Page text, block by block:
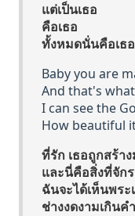
แต่เป็นเธอ
คือเธอ
ทั้งหมดนั่นคือเธอ
Baby you are
And that's
I can see the
How beautiful
ที่รัก เธอถูกสร้า
และนี่คือสิ่งที่จัก
ฉันจะได้เห็นพระ
ช่างงดงามเกินค